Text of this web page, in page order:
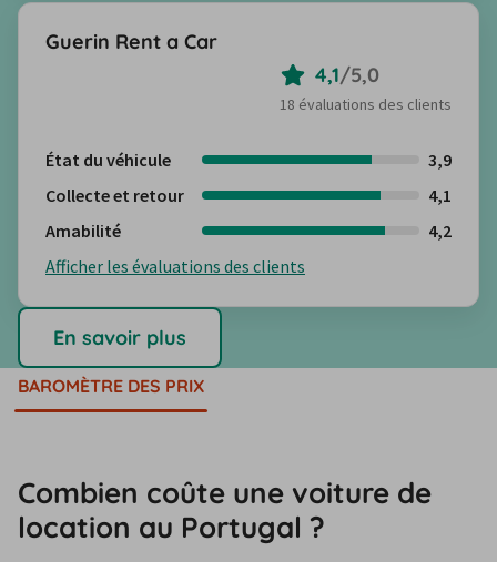
Guerin Rent a Car
4,1/5,0
18 évaluations des clients
État du véhicule
3,9
Collecte et retour
4,1
Amabilité
4,2
Afficher les évaluations des clients
En savoir plus
BAROMÈTRE DES PRIX
Combien coûte une voiture de
location au Portugal ?